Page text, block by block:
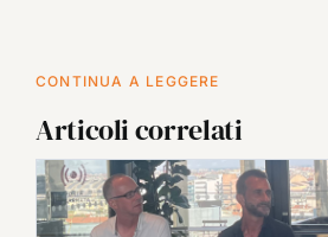
CONTINUA A LEGGERE
Articoli correlati